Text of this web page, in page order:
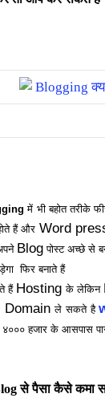
में भी बहोत तरीके
हैं और Word
Blog पोस्ट अच्छे से
फिर बनाते हैं
हैं Hostingके लेकिन
Domainले सकते है
४००० हजार के आसपास
से पैसा कैसे कमा